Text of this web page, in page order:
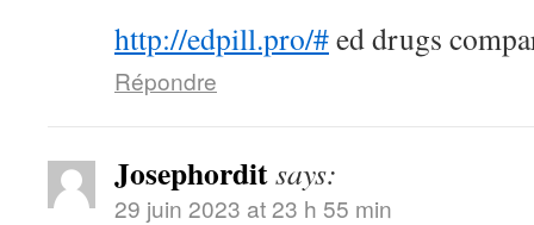
http://edpill.pro/#ed drugs
Répondre
Josephorditsays:
29 juin 2023 at 23 h 55 min